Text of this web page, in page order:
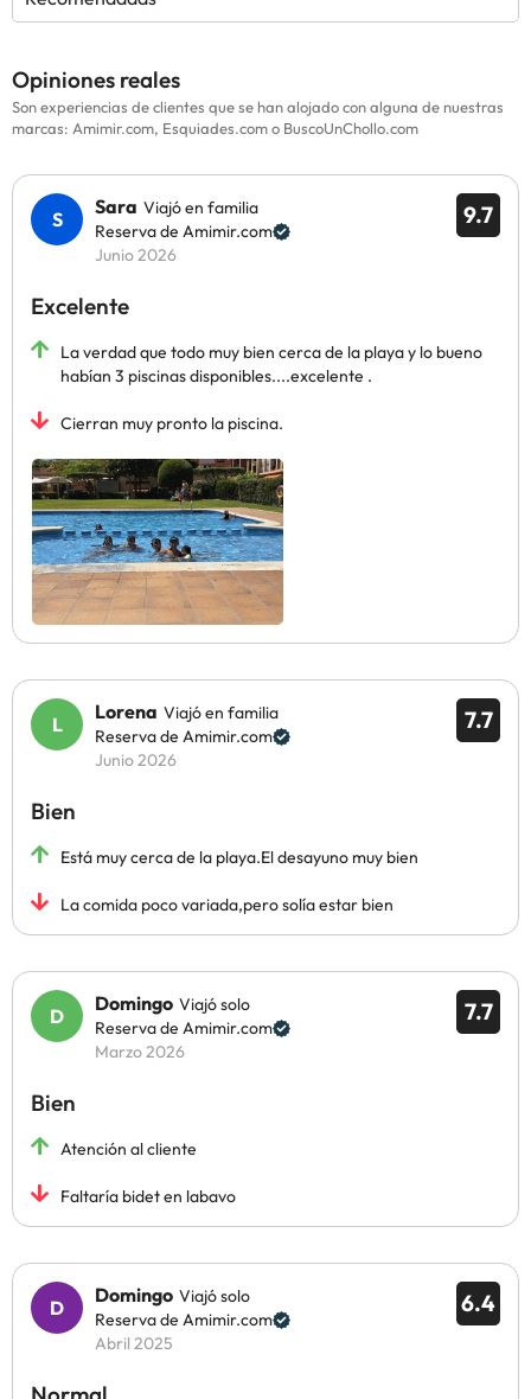
Opiniones reales
Son experiencias de clientes que se han alojado con alguna de nuestras
marcas: Amimir.com, Esquiades.com o BuscoUnChollo.com
9.7
Sara Viajó en familia
Reserva de Amimir.com
Junio 2026
Excelente
La verdad que todo muy bien cerca de la playa y lo bueno
habían 3 piscinas disponibles....excelente .
Cierran muy pronto la piscina.
7.7
Lorena Viajó en familia
Reserva de Amimir.com
Junio 2026
Bien
Está muy cerca de la playa.El desayuno muy bien
La comida poco variada,pero solía estar bien
7.7
Domingo Viajó solo
Reserva de Amimir.com
Marzo 2026
Bien
Atención al cliente
Faltaría bidet en labavo
6.4
Domingo Viajó solo
Reserva de Amimir.com
Abril 2025